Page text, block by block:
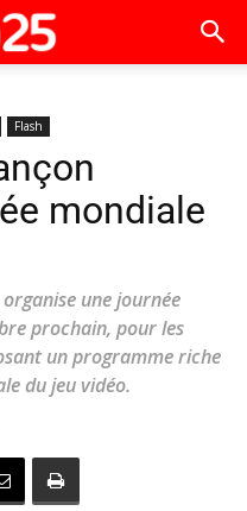
Flash
mondiale
une journée
prochain, pour les
un programme riche
du jeu vidéo.